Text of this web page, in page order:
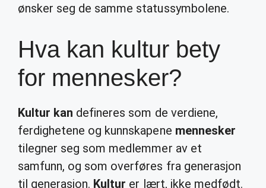
ønsker seg de samme statussymbolene.
Hva kan kultur bety
for mennesker?
Kultur kan defineres som de verdiene,
ferdighetene og kunnskapene mennesker
tilegner seg som medlemmer av et
samfunn, og som overføres fra generasjon
til generasjon. Kultur er lært, ikke medfødt.